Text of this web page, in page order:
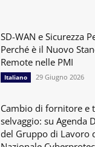
SD-WAN e Sicurezza
Perché è il Nuovo
Remote nelle PMI
Italiano 29 Giugno 2026
Cambio di fornitore e
selvaggio: su Agenda
del Gruppo di Lavoro